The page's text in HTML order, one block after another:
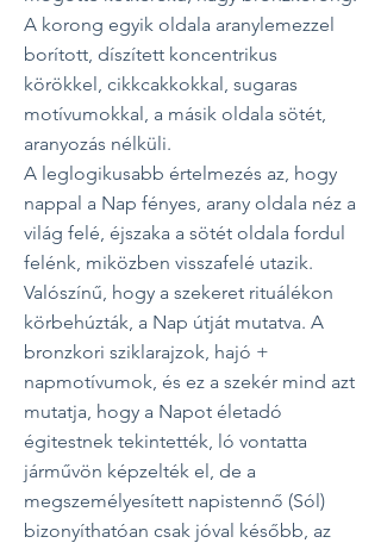
A korong egyik oldala aranylemezzel
borított, díszített koncentrikus
körökkel, cikkcakkokkal, sugaras
motívumokkal, a másik oldala sötét,
aranyozás nélküli.
A leglogikusabb értelmezés az, hogy
nappal a Nap fényes, arany oldala néz a
világ felé, éjszaka a sötét oldala fordul
felénk, miközben visszafelé utazik.
Valószínű, hogy a szekeret rituálékon
körbehúzták, a Nap útját mutatva. A
bronzkori sziklarajzok, hajó +
napmotívumok, és ez a szekér mind azt
mutatja, hogy a Napot életadó
égitestnek tekintették, ló vontatta
járművön képzelték el, de a
megszemélyesített napistennő (Sól)
bizonyíthatóan csak jóval később, az